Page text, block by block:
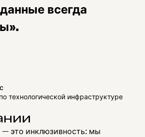
всегда
технологической инфраструктуре
это инклюзивность: мы